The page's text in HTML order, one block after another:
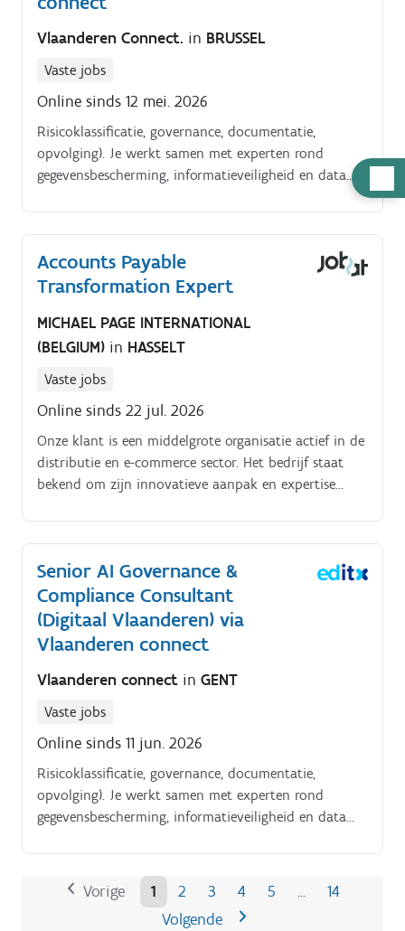
Vlaanderen Connect. in BRUSSEL
Vaste jobs
Online sinds 12 mei. 2026
Risicoklassificatie, governance, documentatie,
opvolging). Je werkt samen met experten rond
gegevensbescherming, informatieveiligheid en data
Accounts Payable
Transformation Expert
MICHAEL PAGE INTERNATIONAL
(BELGIUM) in HASSELT
Vaste jobs
Online sinds 22 jul. 2026
Onze klant is een middelgrote organisatie actief in de
distributie en e-commerce sector. Het bedrijf staat
bekend om zijn innovatieve aanpak en expertise
Payable Transformation Expert zijn je
verantwoordelijkheden :Het beheren van de
crediteurenadministratie en zorgen voor een correcte
verwerking van inkomende facturen ;Analyseren en
optimaliseren van financiële processen om efficiëntie
te verhogen ;Ondersteunen en implementeren van
;Communiceren met interne en externe stakeholders
van betalingen en zorgen voor naleving van interne
en externe regelgeving ;Bijdragen aan rapportages en
financiële analyses ;Verzorgen van ad-hoc
administratieve en financiële taken binnen het team.
Senior AI Governance &
Compliance Consultant
(Digitaal Vlaanderen) via
Vlaanderen connect
Vlaanderen connect in GENT
Vaste jobs
Online sinds 11 jun. 2026
Risicoklassificatie, governance, documentatie,
opvolging). Je werkt samen met experten rond
gegevensbescherming, informatieveiligheid en data
Vorige 1 2 3 4 5
14
Volgende